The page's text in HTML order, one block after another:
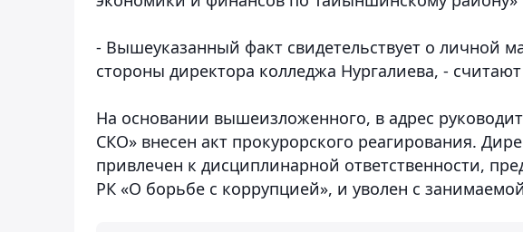
- Вышеуказанный факт свидетельствует о личной
стороны директора колледжа Нургалиева, -
На основании вышеизложенного, в адрес
СКО» внесен акт прокурорского реагирования.
привлечен к дисциплинарной ответственности,
РК «О борьбе с коррупцией», и уволен с